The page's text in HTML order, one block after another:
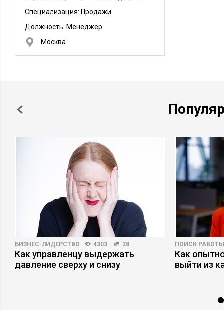
Специализация: Продажи
Должность: Менеджер
Москва
БИЗНЕС-ЛИДЕРСТВО 4303 28
Как управленцу выдержать
давление сверху и снизу
ПОИСК РАБОТЫ
Как
выйти из